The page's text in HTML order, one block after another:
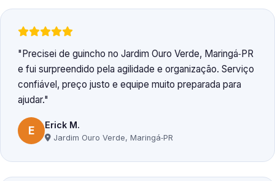
Precisei de guincho no Jardim Ouro Verde, Maringá‑PR
e fui surpreendido pela agilidade e organização. Serviço
confiável, preço justo e equipe muito preparada para
ajudar.
E Erick M.
Jardim Ouro Verde, Maringá‑PR